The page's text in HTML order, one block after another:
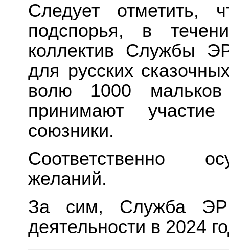
Следует отметить,
подспорья, в
коллектив Службы
для русских
волю 1000
принимают
союзники.
Соответственно
желаний.
За сим, Служба ЭР
деятельности в 2024